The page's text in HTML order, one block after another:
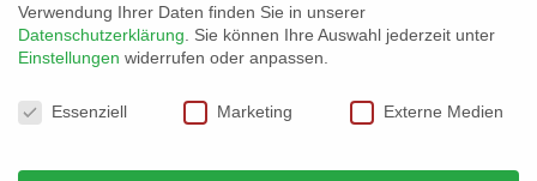
Verwendung Ihrer Daten finden Sie in unserer
Datenschutzerklärung
Sie können Ihre Auswahl jederzeit unter
Einstellungen widerrufen oder anpassen.
Datenschutzeinstellungen
Essenziell Marketing Externe Medien